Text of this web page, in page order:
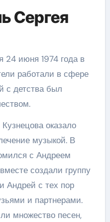
Сергея
24 июня 1974 года в
работали в сфере
с детства был
оказало
музыкой. В
с Андреем
создали группу
Андрей с тех пор
и партнерами.
множество песен,